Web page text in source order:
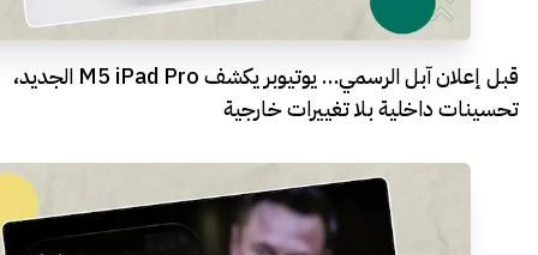
قبل إعلان آبل الرسمي… يوتيوبر يكشف M5 iPad Pro الجديد،
تحسينات داخلية بلا تغييرات خارجية